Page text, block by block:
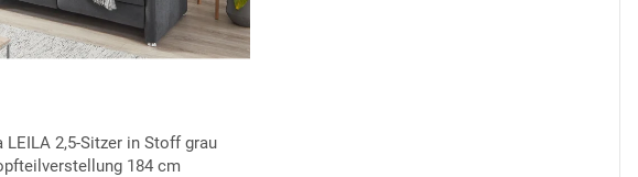
LEILA 2,5-Sitzer in Stoff grau
184 cm